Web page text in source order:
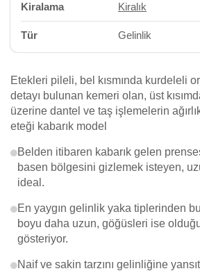
Kiralama Kiralık
Tür Gelinlik
Etekleri pileli, bel kısmında kurdeleli
detayı bulunan kemeri olan, üst
üzerine dantel ve taş işlemelerin
eteği kabarık model
Belden itibaren kabarık gelen
basen bölgesini gizlemek isteyen,
ideal.
En yaygın gelinlik yaka tiplerinden
boyu daha uzun, göğüsleri ise
gösteriyor.
Naif ve sakin tarzını gelinliğine